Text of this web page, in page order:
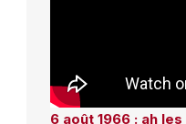
6 août 1966 : ah